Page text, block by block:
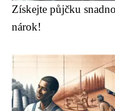
Získejte půjčku
nárok!